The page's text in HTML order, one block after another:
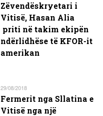
Zëvendëskryetari i
Vitisë, Hasan Alia
priti në takim ekipën
ndërlidhëse të KFOR-it
amerikan
29/08/2018
Fermerit nga Sllatina e
Vitisë nga një